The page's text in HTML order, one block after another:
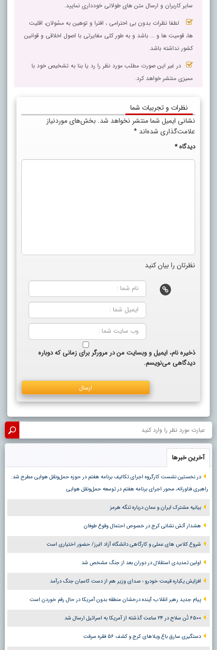
سایر کاربران و ارسال متن های طولانی خودداری نمایید.
لطفا نظرات بدون بی احترامی ، افترا و توهین به مسٔولان، اقلیت
ها، قومیت ها و ... باشد و به طور کلی مغایرتی با اصول اخلاقی و قوانین
کشور نداشته باشد.
در غیر این صورت مطلب مورد نظر را رد یا بنا به تشخیص خود با
ممیزی منتشر خواهد کرد.
نظرات و تجربیات شما
نشانی ایمیل شما منتشر نخواهد شد. بخش‌های موردنیاز
علامت‌گذاری شده‌اند *
دیدگاه*
نظرتان را بیان کنید
ذخیره نام، ایمیل و وبسایت من در مرورگر برای زمانی که دوباره
دیدگاهی می‌نویسم.
آخرین خبرها
در نخستین نشست کارگروه اجرای تکالیف برنامه هفتم در حوزه حمل‌ونقل هوایی مطرح شد:
راهبری فناورانه، محور اجرای برنامه هفتم در توسعه حمل‌ونقل هوایی
بیانیه مشترک ایران و عمان درباره تنگه هرمز
هشدار آتش نشانی کرج در خصوص احتمال وقوع طوفان
شروع کلاس های عملی و کارگاهی دانشگاه آزاد البرز/ حضور اختیاری است
اولین تمدیدی استقلال در دوران بعد از جنگ مشخص شد
افزایش یکباره قیمت خودرو ؛ صدای وزیر هم از دست کاسبان جنگ درآمد
پیام جدید رهبر انقلاب؛ آینده درخشان منطقه بدون آمریکا در حال رقم خوردن است
۶۵۰۰ تُن سلاح در ۲۴ ساعت گذشته از آمریکا به اسرائیل ارسال شد
دستگیری سارق باغ ویلاهای کرج و کشف ۵۶ فقره سرقت